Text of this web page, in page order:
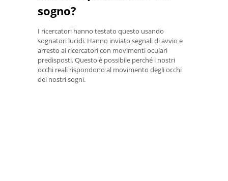
sogno?
I ricercatori hanno testato questo usando
sognatori lucidi. Hanno inviato segnali di avvio e
arresto ai ricercatori con movimenti oculari
predisposti. Questo è possibile perché i nostri
occhi reali rispondono al movimento degli occhi
dei nostri sogni.